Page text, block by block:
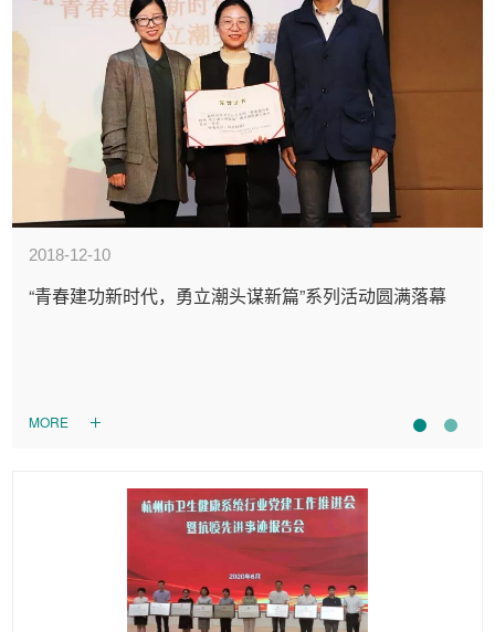
2018-12-10
“青春建功新时代，勇立潮头谋新篇”系列活动圆满落幕
MORE